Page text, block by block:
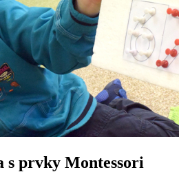
s prvky Montessori